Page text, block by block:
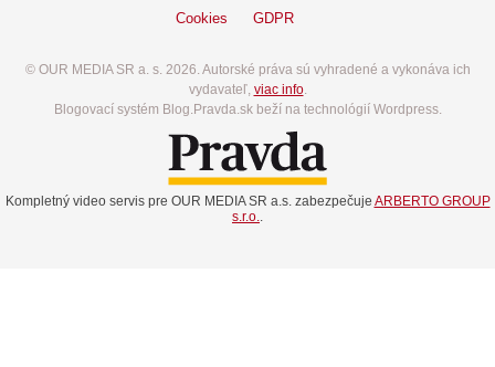
Cookies GDPR
© OUR MEDIA SR a. s. 2026. Autorské práva sú vyhradené a vykonáva ich
vydavateľ, viac info.
Blogovací systém Blog.Pravda.sk beží na technológií Wordpress.
Kompletný video servis pre OUR MEDIA SR a.s. zabezpečuje ARBERTO GROUP
s.r.o..